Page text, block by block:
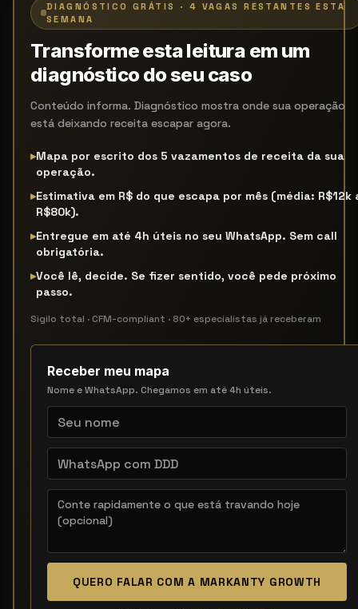
DIAGNÓSTICO GRÁTIS · 4 VAGAS RESTANTES ESTA
SEMANA
Transforme esta leitura em um
diagnóstico do seu caso
Conteúdo informa. Diagnóstico mostra onde sua operação
está deixando receita escapar agora.
▸Mapa por escrito dos 5 vazamentos de receita da sua
operação.
▸Estimativa em R$ do que escapa por mês (média: R$12k
R$80k).
▸Entregue em até 4h úteis no seu WhatsApp. Sem call
obrigatória.
▸Você lê, decide. Se fizer sentido, você pede próximo
passo.
Sigilo total · CFM-compliant · 80+ especialistas já receberam
Receber meu mapa
Nome e WhatsApp. Chegamos em até 4h úteis.
QUERO FALAR COM A MARKANTY GROWTH